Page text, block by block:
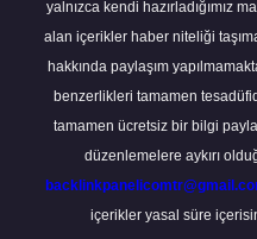
yalnızca kendi hazırladığımız
alan içerikler haber niteliği
hakkında paylaşım
benzerlikleri tamamen
tamamen ücretsiz bir bilgi
düzenlemelere aykırı
içerikler yasal süre